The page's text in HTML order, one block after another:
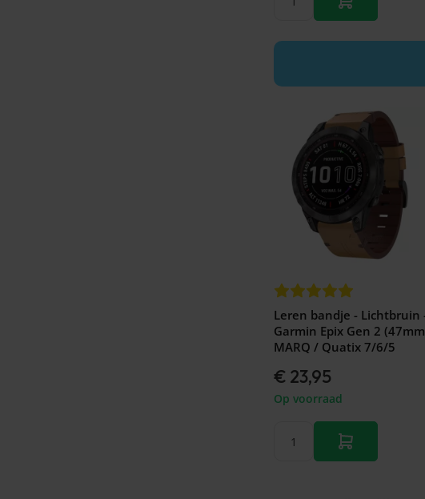
Leren bandje - Lichtbruin
Garmin Epix Gen 2
MARQ / Quatix 7/6/5
€ 23,95
Op voorraad